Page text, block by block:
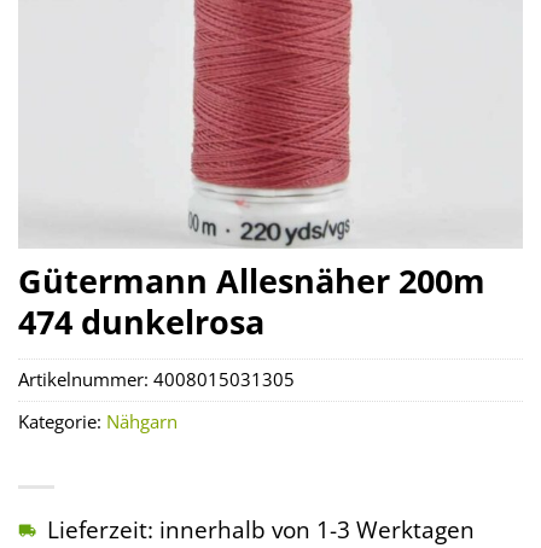
Gütermann Allesnäher 200m
474 dunkelrosa
Lieferzeit: innerhalb von 1-3 Werktagen
Artikelnummer: 4008015031305
Kategorie: Nähgarn